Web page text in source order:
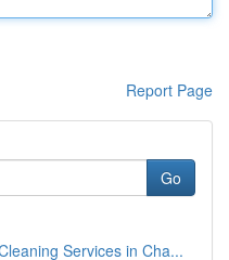
Report Page
Go
Services in Cha...